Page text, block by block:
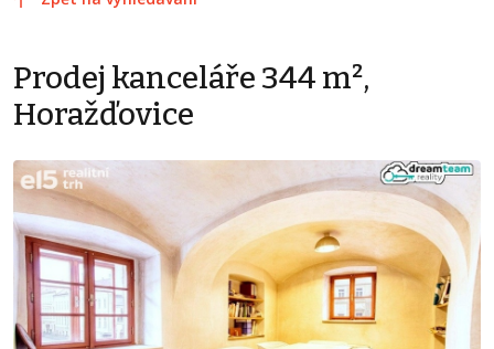
Prodej kanceláře 344 m²,
Horažďovice